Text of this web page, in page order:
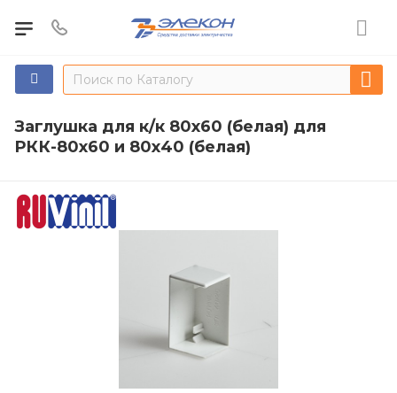
Заглушка для к/к 80х60 (белая) для
РКК-80х60 и 80х40 (белая)